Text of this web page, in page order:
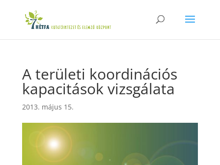
A területi koordinációs
kapacitások vizsgálata
2013. május 15.